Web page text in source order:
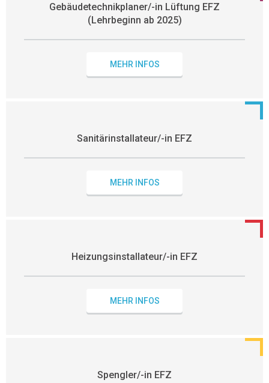
Gebäudetechnikplaner/-in Lüftung EFZ
(Lehrbeginn ab 2025)
MEHR INFOS
Sanitärinstallateur/-in EFZ
MEHR INFOS
Heizungsinstallateur/-in EFZ
MEHR INFOS
Spengler/-in EFZ